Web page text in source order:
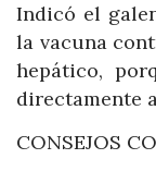
Indicó el
la vacuna
hepático,
directamente
CONSEJOS